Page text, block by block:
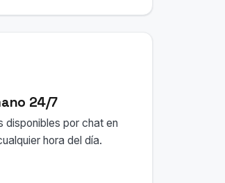
24/7
disponibles por chat en
hora del día.